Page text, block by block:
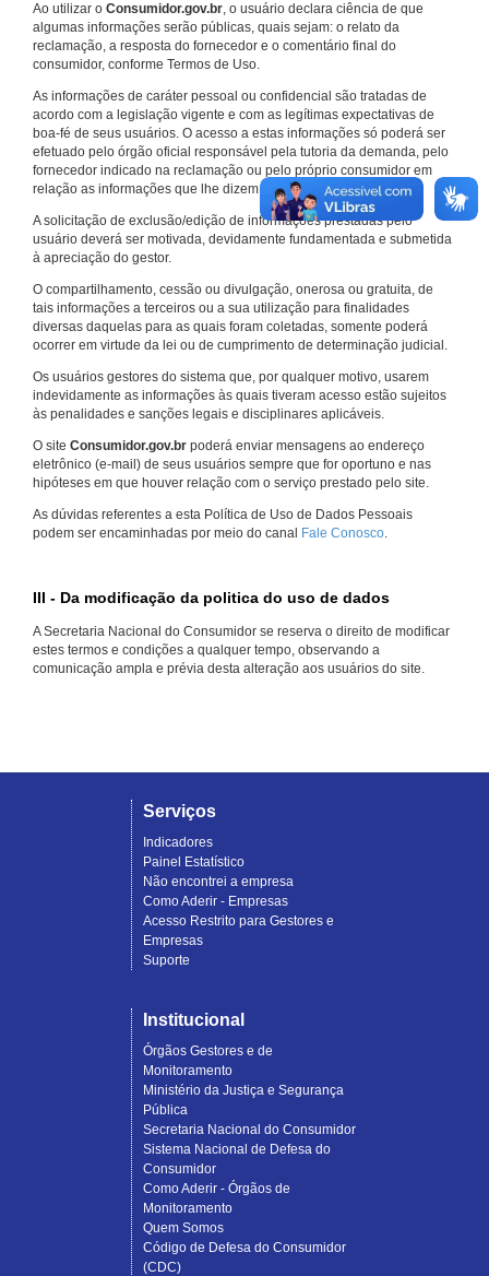
Ao utilizar o Consumidor.gov.br, o usuário declara ciência de que
algumas informações serão públicas, quais sejam: o relato da
reclamação, a resposta do fornecedor e o comentário final do
consumidor, conforme Termos de Uso.
As informações de caráter pessoal ou confidencial são tratadas de
acordo com a legislação vigente e com as legítimas expectativas de
boa-fé de seus usuários. O acesso a estas informações só poderá ser
efetuado pelo órgão oficial responsável pela tutoria da demanda, pelo
fornecedor indicado na reclamação ou pelo próprio consumidor em
relação as informações que lhe dizem respeito.
A solicitação de exclusão/edição de informações prestadas pelo
usuário deverá ser motivada, devidamente fundamentada e submetida
à apreciação do gestor.
O compartilhamento, cessão ou divulgação, onerosa ou gratuita, de
tais informações a terceiros ou a sua utilização para finalidades
diversas daquelas para as quais foram coletadas, somente poderá
ocorrer em virtude da lei ou de cumprimento de determinação judicial.
Os usuários gestores do sistema que, por qualquer motivo, usarem
indevidamente as informações às quais tiveram acesso estão sujeitos
às penalidades e sanções legais e disciplinares aplicáveis.
O site Consumidor.gov.br poderá enviar mensagens ao endereço
eletrônico (e-mail) de seus usuários sempre que for oportuno e nas
hipóteses em que houver relação com o serviço prestado pelo site.
As dúvidas referentes a esta Política de Uso de Dados Pessoais
podem ser encaminhadas por meio do canal Fale Conosco.
III - Da modificação da politica do uso de dados
A Secretaria Nacional do Consumidor se reserva o direito de modificar
estes termos e condições a qualquer tempo, observando a
comunicação ampla e prévia desta alteração aos usuários do site.
Serviços
Indicadores
Painel Estatístico
Não encontrei a empresa
Como Aderir - Empresas
Acesso Restrito para Gestores e
Empresas
Suporte
Institucional
Órgãos Gestores e de
Monitoramento
Ministério da Justiça e Segurança
Pública
Secretaria Nacional do Consumidor
Sistema Nacional de Defesa do
Consumidor
Como Aderir - Órgãos de
Monitoramento
Quem Somos
Código de Defesa do Consumidor
(CDC)